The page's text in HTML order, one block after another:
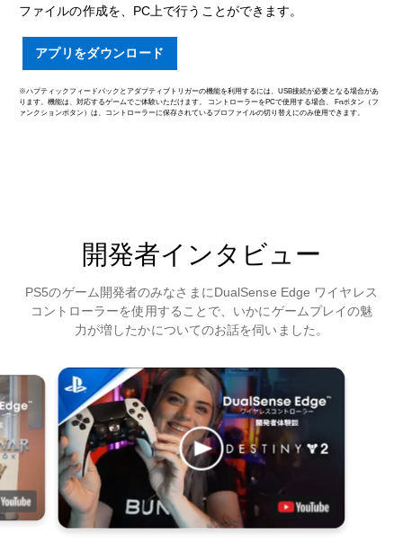
ファイルの作成を、PC上で行うことができます。
アプリをダウンロード
※ハプティックフィードバックとアダプティブトリガーの機能を利用するには、USB接続が必要となる場合があ
ります。機能は、対応するゲームでご体験いただけます。 コントローラーをPCで使用する場合、 Fnボタン（フ
ァンクションボタン）は、コントローラーに保存されているプロファイルの切り替えにのみ使用できます。
開発者インタビュー
PS5のゲーム開発者のみなさまにDualSense Edge ワイヤレス
コントローラーを使用することで、いかにゲームプレイの魅
力が増したかについてのお話を伺いました。